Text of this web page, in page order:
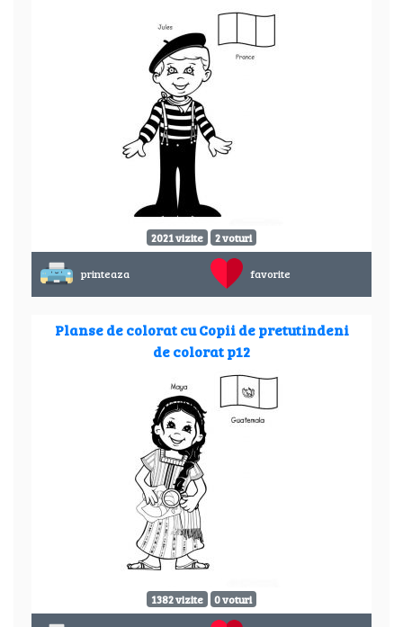
2021 vizite 2 voturi
printeaza favorite
Planse de colorat cu Copii de pretutindeni
de colorat p12
1382 vizite 0 voturi